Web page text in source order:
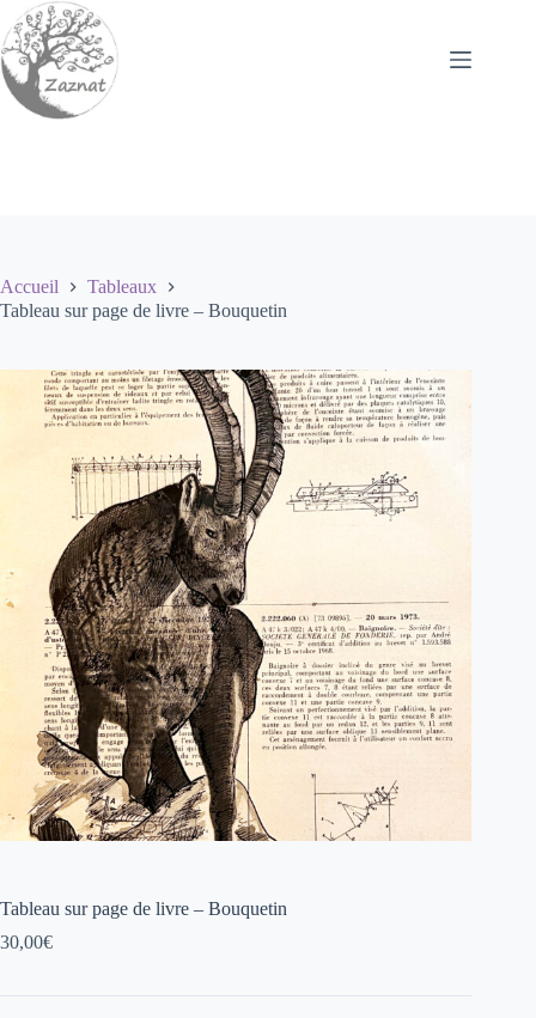
Passer
au
contenu
Accueil
Tableaux
Tableau sur page de livre – Bouquetin
Tableau sur page de livre – Bouquetin
30,00€